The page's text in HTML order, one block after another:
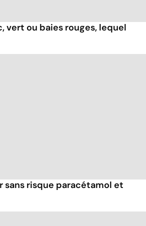
vert ou baies rouges, lequel
sans risque paracétamol et